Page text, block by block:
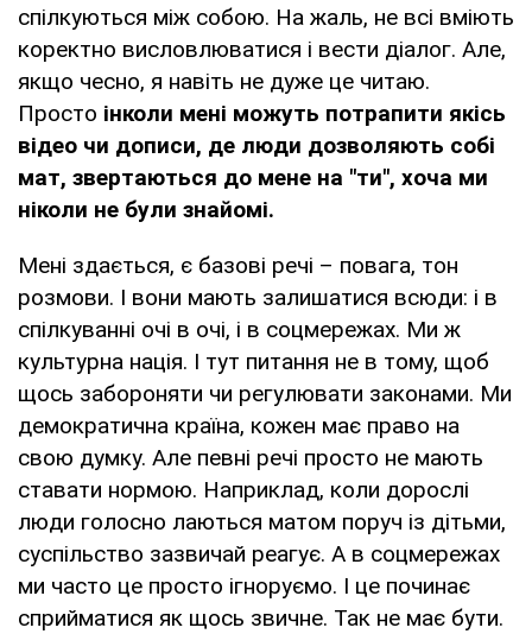
спілкуються між собою. На жаль, не всі вміють
коректно висловлюватися і вести діалог. Але,
якщо чесно, я навіть не дуже це читаю.
Просто інколи мені можуть потрапити якісь
відео чи дописи, де люди дозволяють собі
мат, звертаються до мене на "ти", хоча ми
ніколи не були знайомі.
Мені здається, є базові речі – повага, тон
розмови. І вони мають залишатися всюди: і в
спілкуванні очі в очі, і в соцмережах. Ми ж
культурна нація. І тут питання не в тому, щоб
щось забороняти чи регулювати законами. Ми
демократична країна, кожен має право на
свою думку. Але певні речі просто не мають
ставати нормою. Наприклад, коли дорослі
люди голосно лаються матом поруч із дітьми,
суспільство зазвичай реагує. А в соцмережах
ми часто це просто ігноруємо. І це починає
сприйматися як щось звичне. Так не має бути.